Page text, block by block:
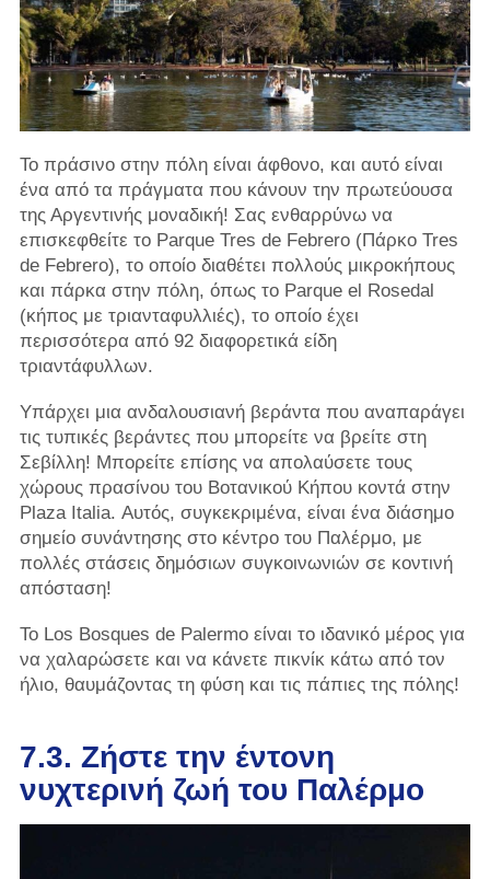
Το πράσινο στην πόλη είναι άφθονο, και αυτό είναι
ένα από τα πράγματα που κάνουν την πρωτεύουσα
της Αργεντινής μοναδική! Σας ενθαρρύνω να
επισκεφθείτε το Parque Tres de Febrero (Πάρκο Tres
de Febrero), το οποίο διαθέτει πολλούς μικροκήπους
και πάρκα στην πόλη, όπως το Parque el Rosedal
(κήπος με τριανταφυλλιές), το οποίο έχει
περισσότερα από 92 διαφορετικά είδη
τριαντάφυλλων.
Υπάρχει μια ανδαλουσιανή βεράντα που αναπαράγει
τις τυπικές βεράντες που μπορείτε να βρείτε στη
Σεβίλλη! Μπορείτε επίσης να απολαύσετε τους
χώρους πρασίνου του Βοτανικού Κήπου κοντά στην
Plaza Italia. Αυτός, συγκεκριμένα, είναι ένα διάσημο
σημείο συνάντησης στο κέντρο του Παλέρμο, με
πολλές στάσεις δημόσιων συγκοινωνιών σε κοντινή
απόσταση!
Το Los Bosques de Palermo είναι το ιδανικό μέρος για
να χαλαρώσετε και να κάνετε πικνίκ κάτω από τον
ήλιο, θαυμάζοντας τη φύση και τις πάπιες της πόλης!
7.3. Ζήστε την έντονη
νυχτερινή ζωή του Παλέρμο